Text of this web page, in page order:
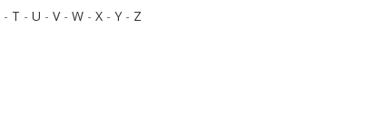
- T - U - V- W - X - Y - Z